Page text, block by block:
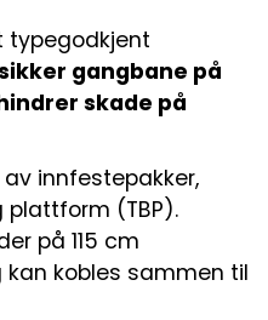
typegodkjent
gangbane på
skade på
innfestepakker,
plattform (TBP).
på 115 cm
kobles sammen til